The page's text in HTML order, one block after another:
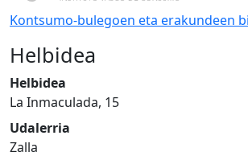
Kontsumo-bulegoen eta erakundeen
Helbidea
Helbidea
La Inmaculada, 15
Udalerria
Zalla